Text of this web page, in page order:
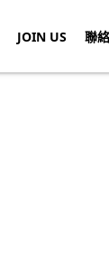
JOIN US 聯